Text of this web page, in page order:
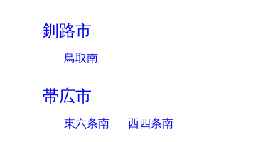
釧路市
鳥取南
帯広市
東六条南 西四条南